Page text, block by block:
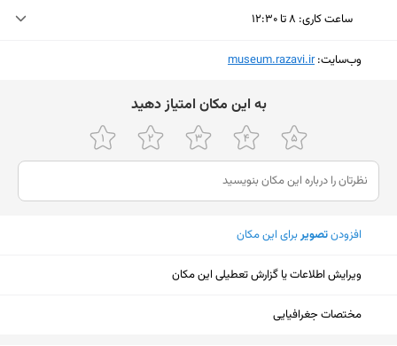
ساعت کاری: ۸ تا ۱۲:۳۰
چهارشنبه (امروز)
شنبه
۸ تا ۱۲:۳۰
یکشنبه
۸ تا ۱۲:۳۰
دوشنبه
سه‌شنبه
وب‌سایت:‎museum.razavi.ir
ﺑﻪ اﯾﻦ ﻣﮑﺎن اﻣﺘﯿﺎز دﻫﯿﺪ
افزودنتصویربرای این مکان
ویرایش اطلاعات یا گزارش تعطیلی این مکان
مختصات جغرافیایی